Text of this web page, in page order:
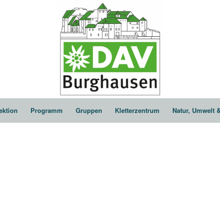
Programm Gruppen Kletterzentrum Natur, Umwelt